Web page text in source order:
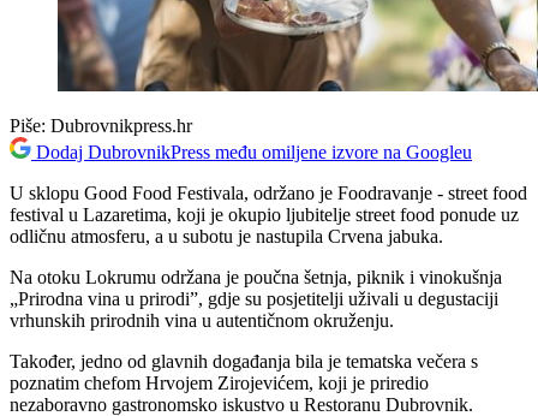
Piše: Dubrovnikpress.hr
Dodaj DubrovnikPress među omiljene izvore na Googleu
U sklopu Good Food Festivala, održano je Foodravanje - street food
festival u Lazaretima, koji je okupio ljubitelje street food ponude uz
odličnu atmosferu, a u subotu je nastupila Crvena jabuka.
Na otoku Lokrumu održana je poučna šetnja, piknik i vinokušnja
„Prirodna vina u prirodi”, gdje su posjetitelji uživali u degustaciji
vrhunskih prirodnih vina u autentičnom okruženju.
Također, jedno od glavnih događanja bila je tematska večera s
poznatim chefom Hrvojem Zirojevićem, koji je priredio
nezaboravno gastronomsko iskustvo u Restoranu Dubrovnik.